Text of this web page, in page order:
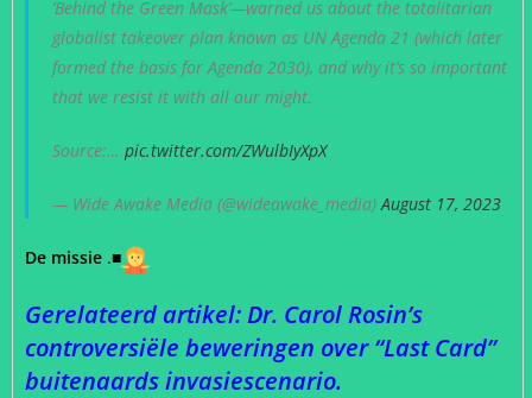
‘Behind the Green Mask’—warned us about the totalitarian
globalist takeover plan known as UN Agenda 21 (which later
formed the basis for Agenda 2030), and why it’s so important
that we resist it with all our might.
Source:… pic.twitter.com/ZWulbIyXpX
— Wide Awake Media (@wideawake_media)August 17, 2023
De missie .■
Gerelateerd artikel: Dr. Carol Rosin’s
controversiële beweringen over “Last Card”
buitenaards invasiescenario.